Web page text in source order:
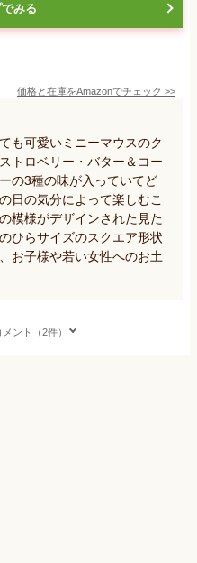
みる
価格と在庫をAmazonでチェック >>
も可愛いミニーマウスのク
トロベリー・バター＆コー
の3種の味が入っていてど
日の気分によって楽しむこ
模様がデザインされた見た
ひらサイズのスクエア形状
お子様や若い女性へのお土
ント（2件）